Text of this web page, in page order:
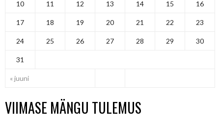
« juuni
10 11 12 13 14 15 16
17 18 19 20 21 22 23
24 25 26 27 28 29 30
31
VIIMASE MÄNGU TULEMUS